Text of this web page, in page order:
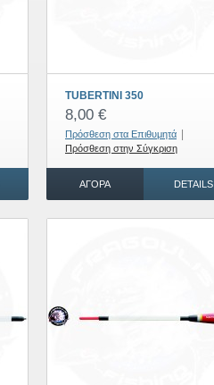
TUBERTINI 350
8,00 €
Πρόσθεση στα Επιθυμητά
Πρόσθεση στην Σύγκριση
ΑΓΟΡΆ DETAILS